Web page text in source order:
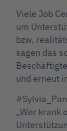
Viele Job
um
bzw.
sagen das
und erneut
„Wer krank